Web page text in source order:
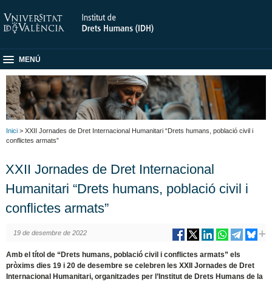
MENÚ
Inici > XXII Jornades de Dret Internacional Humanitari “Drets humans, població civil i
conflictes armats”
XXII Jornades de Dret Internacional
Humanitari “Drets humans, població civil i
conflictes armats”
19 de desembre de 2022
Amb el títol de “Drets humans, població civil i conflictes armats” els
pròxims dies 19 i 20 de desembre se celebren les XXII Jornades de Dret
Internacional Humanitari, organitzades per l’Institut de Drets Humans de la